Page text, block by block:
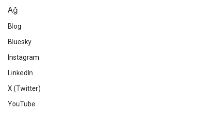
Ağ
Blog
Bluesky
Instagram
LinkedIn
X (Twitter)
YouTube